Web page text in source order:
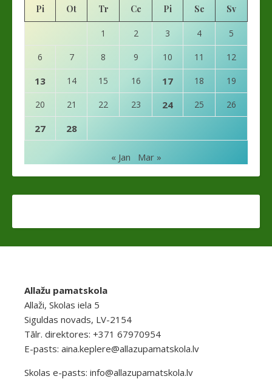
Pi Ot Tr Ce Pi Se Sv
1 2 3 4 5
6 7 8 9 10 11 12
13 14 15 16 17 18 19
20 21 22 23 24 25 26
27 28
« Jan Mar »
Allažu pamatskola
Allaži, Skolas iela 5
Siguldas novads, LV-2154
Tālr. direktores: +371 67970954
E-pasts: aina.keplere@allazupamatskola.lv
Skolas e-pasts: info@allazupamatskola.lv